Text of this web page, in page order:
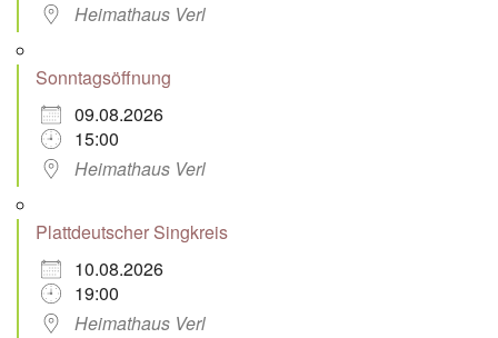
Heimathaus Verl
Sonntagsöffnung
09.08.2026
15:00
Heimathaus Verl
Plattdeutscher Singkreis
10.08.2026
19:00
Heimathaus Verl